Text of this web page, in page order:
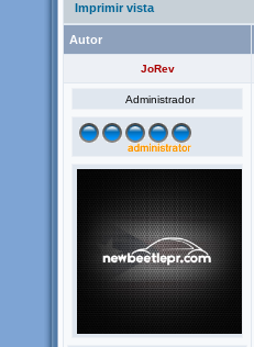
Imprimir vista
Autor
JoRev
Administrador